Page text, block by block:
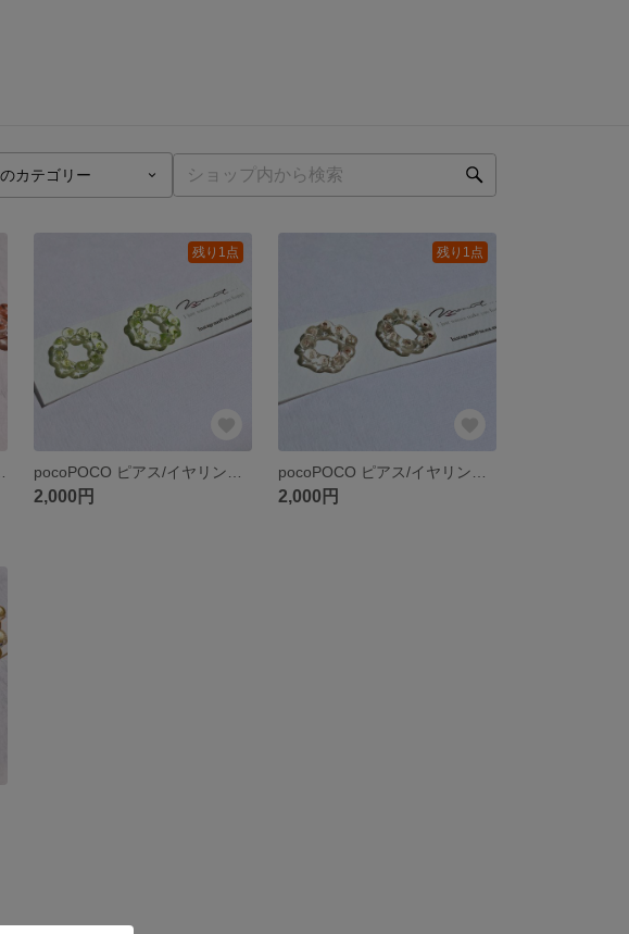
残り1点
2,000円
残り1点
2,000円